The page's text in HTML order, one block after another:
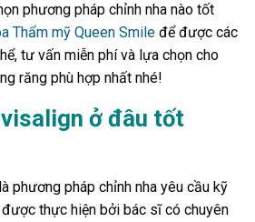
phương pháp chỉnh nha nào tốt
Thẩm mỹ Queen Smile để được các
tư vấn miễn phí và lựa chọn cho
răng phù hợp nhất nhé!
ở đâu tốt
phương pháp chỉnh nha yêu cầu kỹ
thực hiện bởi bác sĩ có chuyên